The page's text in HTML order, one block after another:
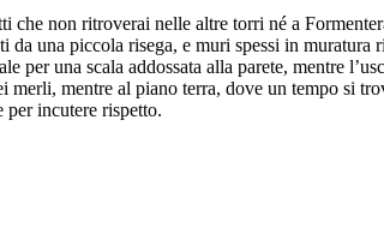
che non ritroverai nelle altre torri né a
una piccola risega, e muri spessi in
per una scala addossata alla parete, mentre
merli, mentre al piano terra, dove un tempo si
incutere rispetto.